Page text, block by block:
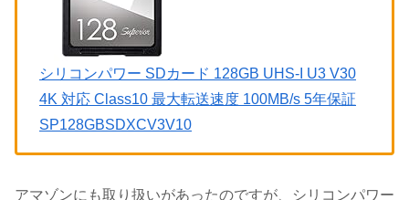
シリコンパワー SDカード 128GB UHS-I U3 V30
4K 対応 Class10 最大転送速度 100MB/s 5年保証
SP128GBSDXCV3V10
アマゾンにも取り扱いがあったのですが、シリコンパワー